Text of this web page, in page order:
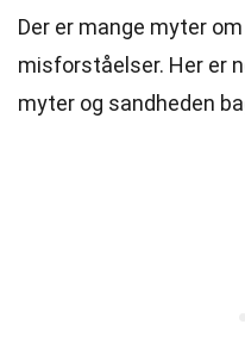
Der er mange myter
misforståelser. Her er
myter og sandheden